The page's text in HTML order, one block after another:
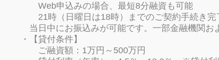
Web申込みの場合、最短8分融資も可能
21時（日曜日は18時）までのご契約手続き
当日中にお振込みが可能です。一部金融機関
【貸付条件】
ご融資額：1万円～500万円